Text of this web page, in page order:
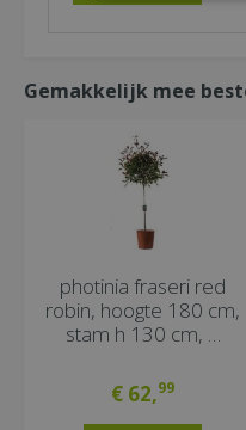
Gemakkelijk mee
photinia fraseri red
robin, hoogte 180 cm,
stam h 130 cm, …
€ 62,99